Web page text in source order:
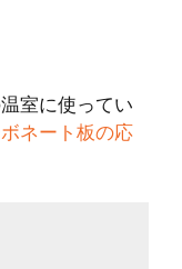
室に使ってい
ネート板の応